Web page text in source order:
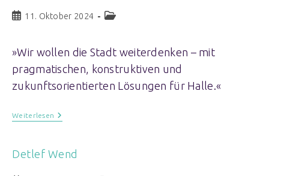
11. Oktober 2024
»Wir wollen die Stadt weiterdenken – mit
pragmatischen, konstruktiven und
zukunftsorientierten Lösungen für Halle.«
Weiterlesen
Detlef Wend